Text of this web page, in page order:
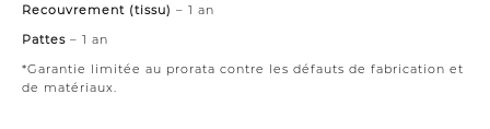
Recouvrement (tissu) – 1 an
Pattes – 1 an
*Garantie limitée au prorata contre les défauts de fabrication et
de matériaux.